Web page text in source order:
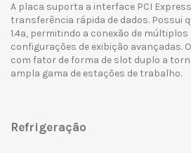
A placa suporta a interface PCI
transferência rápida de dados. Possui
1.4a, permitindo a conexão de
configurações de exibição avançadas.
com fator de forma de slot duplo a
ampla gama de estações de trabalho.
Refrigeração